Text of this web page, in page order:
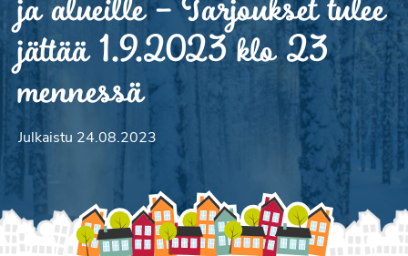
jättää 1.9.2023 klo 23
mennessä
Julkaistu 24.08.2023